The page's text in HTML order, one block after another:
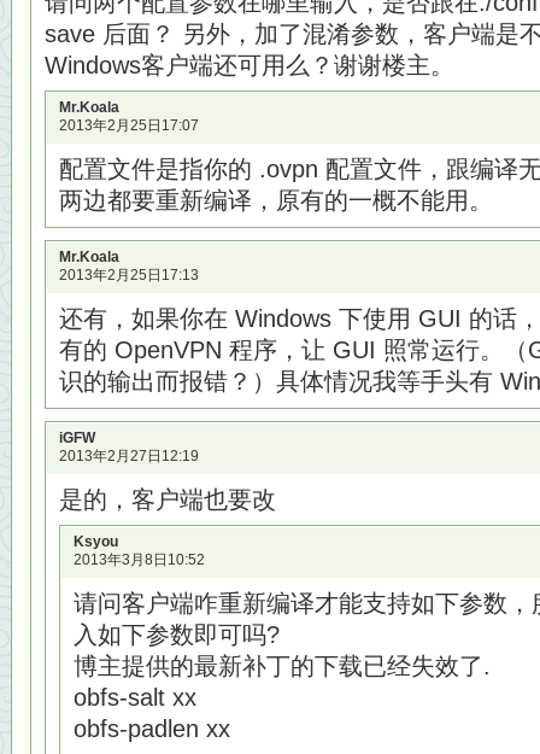
save 后面？ 另外，加了混淆参数，客户端是
Windows客户端还可用么？谢谢楼主。
Mr.Koala
2013年2月25日17:07
配置文件是指你的 .ovpn 配置文件，跟编译
两边都要重新编译，原有的一概不能用。
Mr.Koala
2013年2月25日17:13
还有，如果你在 Windows 下使用 GUI 的话
有的 OpenVPN 程序，让 GUI 照常运行。（
识的输出而报错？）具体情况我等手头有
iGFW
2013年2月27日12:19
是的，客户端也要改
Ksyou
2013年3月8日10:52
请问客户端咋重新编译才能支持如下参数
入如下参数即可吗?
博主提供的最新补丁的下载已经失效了.
obfs-salt xx
obfs-padlen xx